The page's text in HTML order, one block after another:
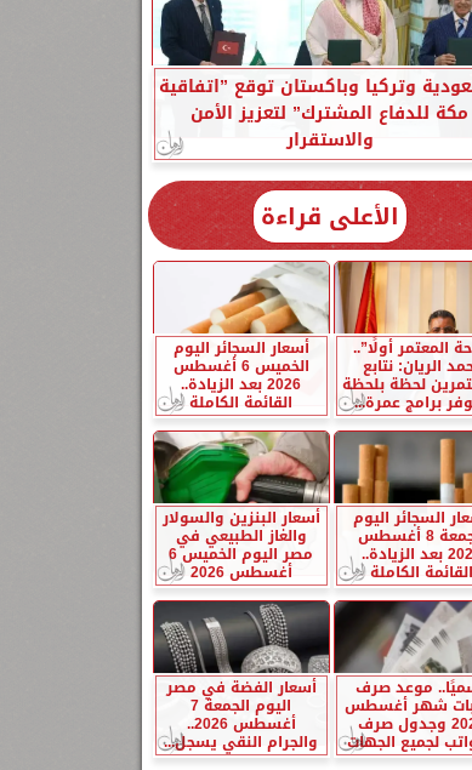
وتركيا وباكستان توقع ”اتفاقية
مكة للدفاع المشترك” لتعزيز الأمن
والاستقرار
الأعلى قراءة
المعتمر أولًا”..
الريان: نتابع
لحظة بلحظة
برامج عمرة...
أسعار السجائر اليوم
الخميس 6 أغسطس
2026 بعد الزيادة..
القائمة الكاملة
السجائر اليوم
الجمعة 8 أغسطس
2026 بعد الزيادة..
القائمة الكاملة
أسعار البنزين والسولار
والغاز الطبيعي في
مصر اليوم الخميس 6
أغسطس 2026
موعد صرف
شهر أغسطس
2026 وجدول صرف
لجميع الجهات
أسعار الفضة في مصر
اليوم الجمعة 7
أغسطس 2026..
والجرام النقي يسجل...